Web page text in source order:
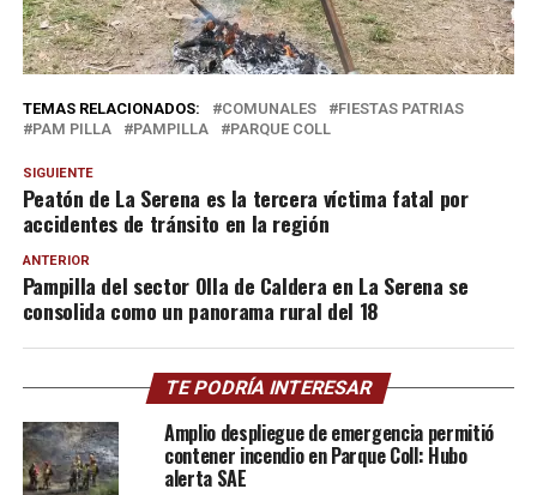
TEMAS RELACIONADOS: COMUNALES
FIESTAS PATRIAS
PAM PILLA
PAMPILLA PARQUE COLL
SIGUIENTE
Peatón de La Serena es la tercera víctima fatal por
accidentes de tránsito en la región
ANTERIOR
Pampilla del sector Olla de Caldera en La Serena se
consolida como un panorama rural del 18
TE PODRÍA INTERESAR
Amplio despliegue de emergencia permitió
contener incendio en Parque Coll: Hubo
alerta SAE